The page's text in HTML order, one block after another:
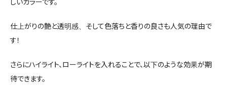
仕上がりの艶と透明感、そして色落ちと香りの良さも人気の理由で
す！
さらにハイライト、ローライトを入れることで、以下のような効果が期
待できます。